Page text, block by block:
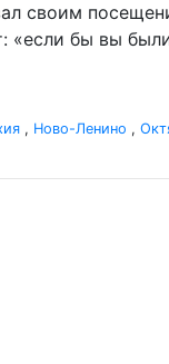
своим
«если бы вы
, Ново-Ленино ,